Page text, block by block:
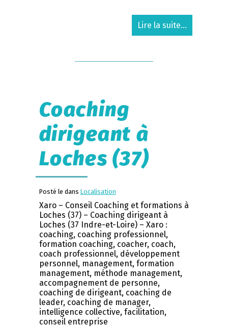
Lire la suite...
Coaching
dirigeant à
Loches (37)
Posté le dans Localisation
Xaro – Conseil Coaching et formations à
Loches (37) – Coaching dirigeant à
Loches (37 Indre-et-Loire) – Xaro :
coaching, coaching professionnel,
formation coaching, coacher, coach,
coach professionnel, développement
personnel, management, formation
management, méthode management,
accompagnement de personne,
coaching de dirigeant, coaching de
leader, coaching de manager,
intelligence collective, facilitation,
conseil entreprise